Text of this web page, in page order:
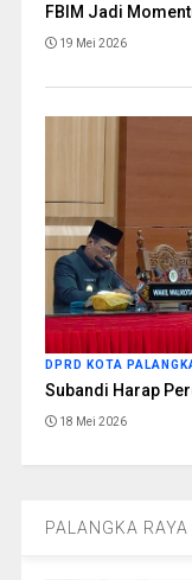
FBIM Jadi
19 Mei 2026
DPRD KOTA
Subandi Harap
18 Mei 2026
PALANGKA RAYA